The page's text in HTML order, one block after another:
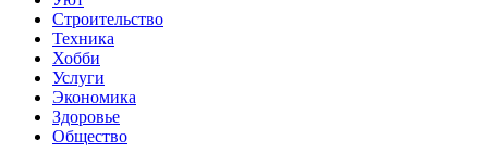
Строительство
Техника
Хобби
Услуги
Экономика
Здоровье
Общество